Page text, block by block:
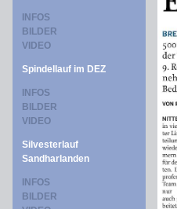
INFOS
BILDER
VIDEO
Spindellauf im DEZ
INFOS
BILDER
VIDEO
Silvesterlauf
Sandharlanden
INFOS
BILDER